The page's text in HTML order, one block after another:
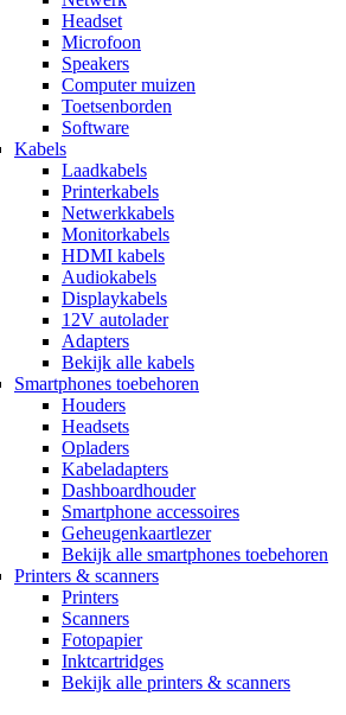
Headset
Microfoon
Speakers
Computer muizen
Toetsenborden
Software
Kabels
Laadkabels
Printerkabels
Netwerkkabels
Monitorkabels
HDMI kabels
Audiokabels
Displaykabels
12V autolader
Adapters
Bekijk alle kabels
Smartphones toebehoren
Houders
Headsets
Opladers
Kabeladapters
Dashboardhouder
Smartphone accessoires
Geheugenkaartlezer
Bekijk alle smartphones toebehoren
Printers & scanners
Printers
Scanners
Fotopapier
Inktcartridges
Bekijk alle printers & scanners